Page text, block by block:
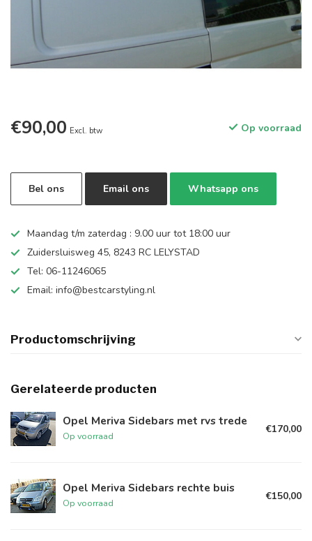
€90,00 Excl. btw Op voorraad
Bel ons Email ons Whatsapp ons
Maandag t/m zaterdag : 9.00 uur tot 18:00 uur
Zuidersluisweg 45, 8243 RC LELYSTAD
Tel: 06-11246065
Email: info@bestcarstyling.nl
Productomschrijving
Gerelateerde producten
Opel Meriva Sidebars met rvs trede
Op voorraad
€170,00
Opel Meriva Sidebars rechte buis
Op voorraad
€150,00